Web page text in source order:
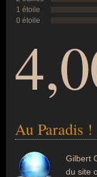
1 étoile
0 étoile
Au Paradis !
Gilbert
du site